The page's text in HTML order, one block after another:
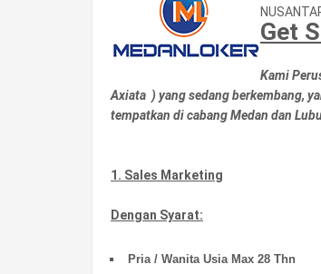
Get
Kami
Axiata ) yang sedang berkembang,
tempatkan di cabang Medan dan
1. Sales Marketing
Dengan Syarat:
Pria / Wanita Usia Max 28 Thn